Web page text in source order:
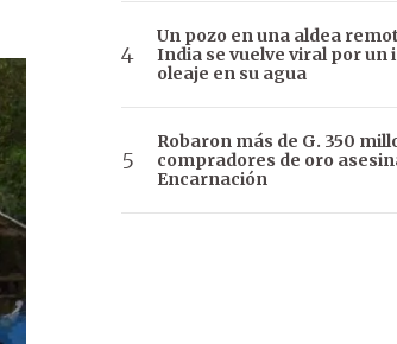
Un pozo en una aldea
India se vuelve viral por un
oleaje en su agua
Robaron más de G. 350
compradores de oro
Encarnación